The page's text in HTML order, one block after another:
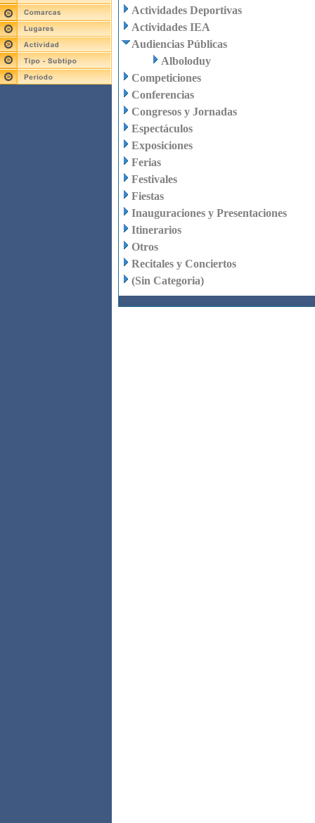
Actividades Deportivas
Actividades IEA
Audiencias Públicas
Alboloduy
Competiciones
Conferencias
Congresos y Jornadas
Espectáculos
Exposiciones
Ferias
Festivales
Fiestas
Inauguraciones y Presentaciones
Itinerarios
Otros
Recitales y Conciertos
(Sin Categoria)